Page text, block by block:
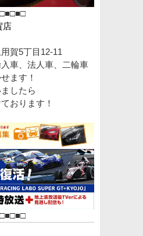
店
賀5丁目12-11
車、法人車、二輪車
ます！
したら
おります！